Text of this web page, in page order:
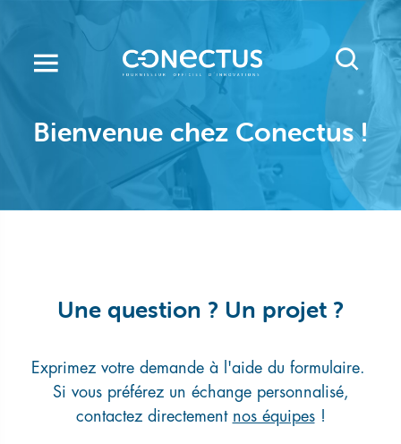
contenu
principal
Bienvenue chez Conectus !
Une question ? Un projet ?
Exprimez votre demande à l'aide du formulaire.
Si vous préférez un échange personnalisé,
contactez directement nos équipes!